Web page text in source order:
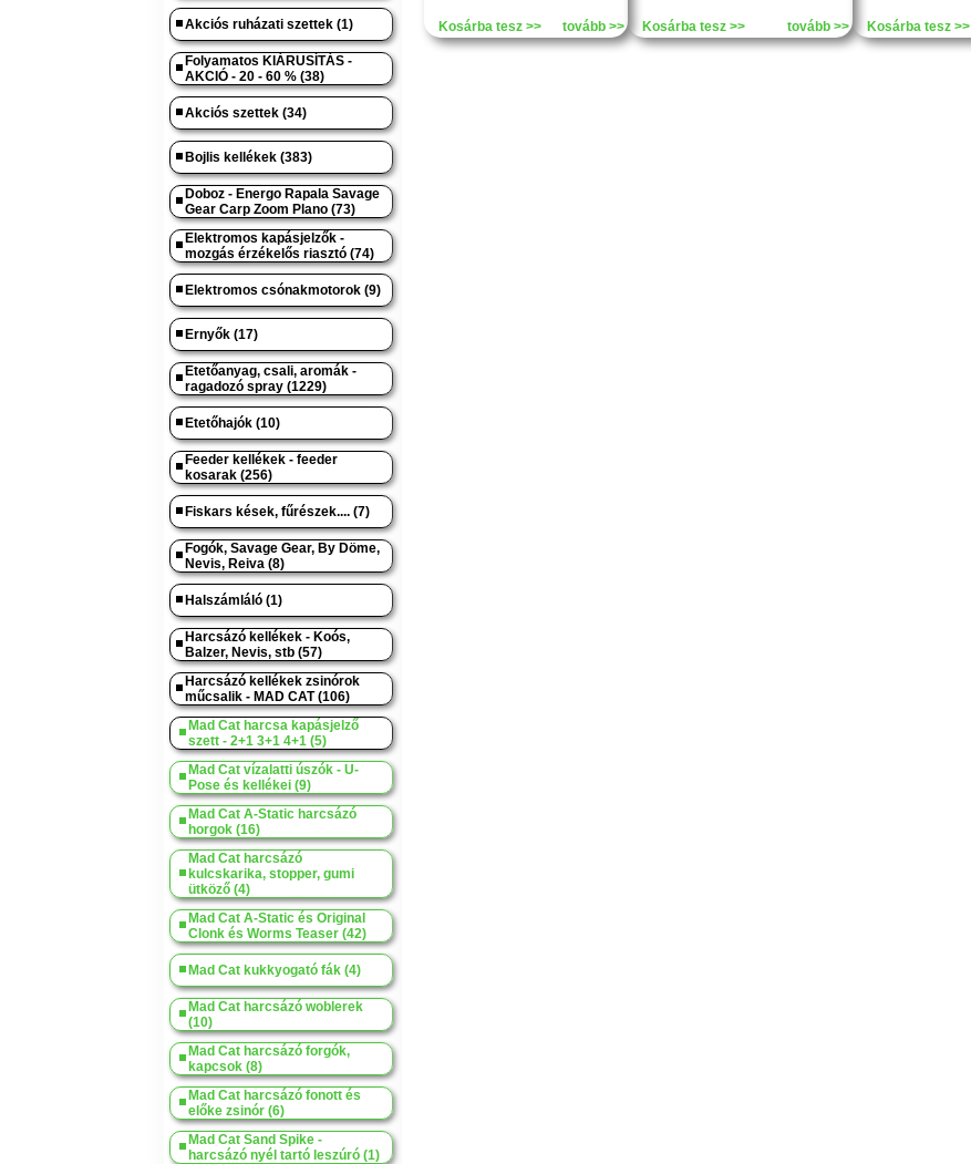
Akciós ruházati szettek (1)
Folyamatos KIÁRUSÍTÁS -
AKCIÓ - 20 - 60 % (38)
Akciós szettek (34)
Bojlis kellékek (383)
Doboz - Energo Rapala Savage
Gear Carp Zoom Plano (73)
Elektromos kapásjelzők -
mozgás érzékelős riasztó (74)
Elektromos csónakmotorok (9)
Ernyők (17)
Etetőanyag, csali, aromák -
ragadozó spray (1229)
Etetőhajók (10)
Feeder kellékek - feeder
kosarak (256)
Fiskars kések, fűrészek.... (7)
Fogók, Savage Gear, By Döme,
Nevis, Reiva (8)
Halszámláló (1)
Harcsázó kellékek - Koós,
Balzer, Nevis, stb (57)
Harcsázó kellékek zsinórok
műcsalik - MAD CAT (106)
Mad Cat harcsa kapásjelző
szett - 2+1 3+1 4+1 (5)
Mad Cat vízalatti úszók - U-
Pose és kellékei (9)
Mad Cat A-Static harcsázó
horgok (16)
Mad Cat harcsázó
kulcskarika, stopper, gumi
ütköző (4)
Mad Cat A-Static és Original
Clonk és Worms Teaser (42)
Mad Cat kukkyogató fák (4)
Mad Cat harcsázó woblerek
(10)
Mad Cat harcsázó forgók,
kapcsok (8)
Mad Cat harcsázó fonott és
előke zsinór (6)
Mad Cat Sand Spike -
harcsázó nyél tartó leszúró (1)
Kosárba tesz >> tovább >> Kosárba tesz >> tovább >> Kosárba tesz >>